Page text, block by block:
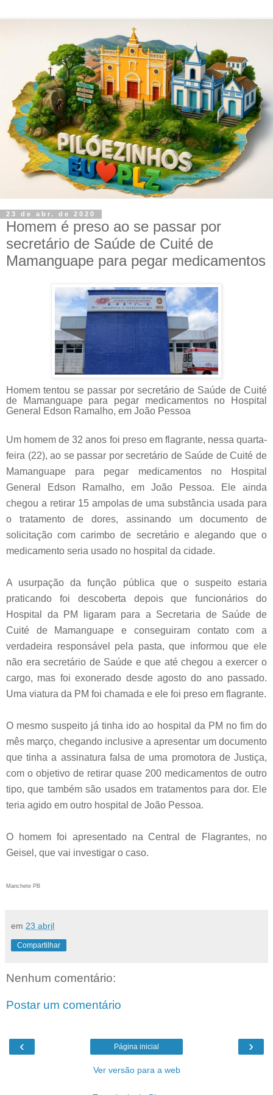
23 de abr. de 2020
Homem é preso ao se passar por
secretário de Saúde de Cuité de
Mamanguape para pegar medicamentos
Homem tentou se passar por secretário de Saúde de Cuité
de Mamanguape para pegar medicamentos no Hospital
General Edson Ramalho, em João Pessoa
Um homem de 32 anos foi preso em flagrante, nessa quarta-
feira (22), ao se passar por secretário de Saúde de Cuité de
Mamanguape para pegar medicamentos no Hospital
General Edson Ramalho, em João Pessoa. Ele ainda
chegou a retirar 15 ampolas de uma substância usada para
o tratamento de dores, assinando um documento de
solicitação com carimbo de secretário e alegando que o
medicamento seria usado no hospital da cidade.
A usurpação da função pública que o suspeito estaria
praticando foi descoberta depois que funcionários do
Hospital da PM ligaram para a Secretaria de Saúde de
Cuité de Mamanguape e conseguiram contato com a
verdadeira responsável pela pasta, que informou que ele
não era secretário de Saúde e que até chegou a exercer o
cargo, mas foi exonerado desde agosto do ano passado.
Uma viatura da PM foi chamada e ele foi preso em flagrante.
O mesmo suspeito já tinha ido ao hospital da PM no fim do
mês março, chegando inclusive a apresentar um documento
que tinha a assinatura falsa de uma promotora de Justiça,
com o objetivo de retirar quase 200 medicamentos de outro
tipo, que também são usados em tratamentos para dor. Ele
teria agido em outro hospital de João Pessoa.
O homem foi apresentado na Central de Flagrantes, no
Geisel, que vai investigar o caso.
Manchete PB
em 23 abril
Compartilhar
Nenhum comentário:
Postar um comentário
‹ ›
Página inicial
Ver versão para a web